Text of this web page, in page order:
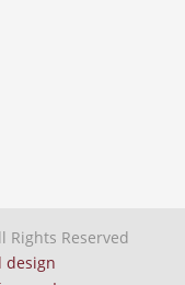
Reserved
design